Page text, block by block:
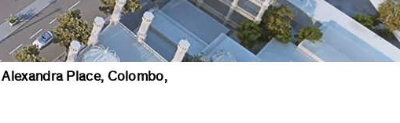
Place, Colombo,